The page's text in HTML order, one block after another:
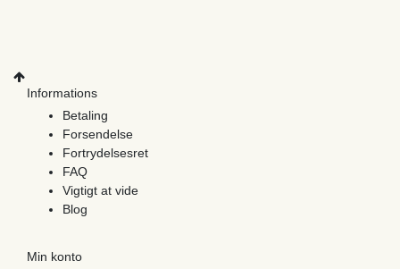
Informations
Betaling
Forsendelse
Fortrydelsesret
FAQ
Vigtigt at vide
Blog
Min konto